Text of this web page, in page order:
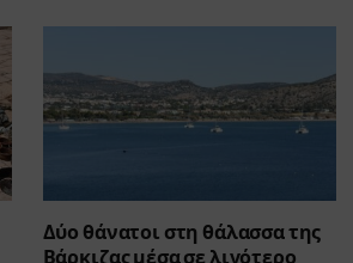
Δύο θάνατοι στη θάλασσα της